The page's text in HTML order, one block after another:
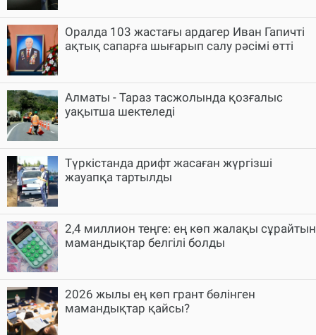
Оралда 103 жастағы ардагер Иван Гапичті
ақтық сапарға шығарып салу рәсімі өтті
Алматы - Тараз тасжолында қозғалыс
уақытша шектеледі
Түркістанда дрифт жасаған жүргізші
жауапқа тартылды
2,4 миллион теңге: ең көп жалақы сұрайтын
мамандықтар белгілі болды
2026 жылы ең көп грант бөлінген
мамандықтар қайсы?